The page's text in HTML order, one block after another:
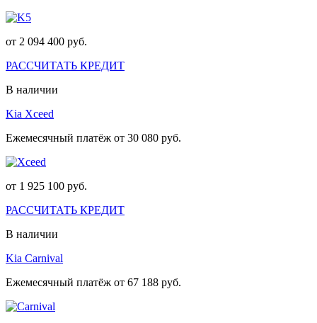
от 2 094 400 руб.
РАССЧИТАТЬ КРЕДИТ
В наличии
Kia Xceed
Ежемесячный платёж от 30 080 руб.
от 1 925 100 руб.
РАССЧИТАТЬ КРЕДИТ
В наличии
Kia Carnival
Ежемесячный платёж от 67 188 руб.